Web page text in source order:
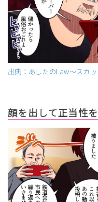
出典：あしたのLaw〜スカ
顔を出して正当性